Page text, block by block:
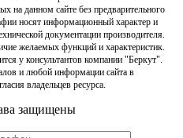
на данном сайте без предварительного
носят информационный характер и
документации производителя.
желаемых функций и характеристик.
у консультантов компании "Беркут".
и любой информации сайта в
владельцев ресурса.
защищены